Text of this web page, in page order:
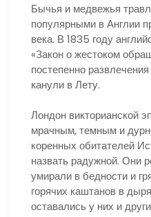
Бычья и медвежья
популярными в Англии
века. В 1835 году
«Закон о жестоком
постепенно
канули в Лету.
Лондон викторианской
мрачным, темным и
коренных обитателей
назвать радужной. Они
умирали в бедности и
горячих каштанов в
оставались у них и